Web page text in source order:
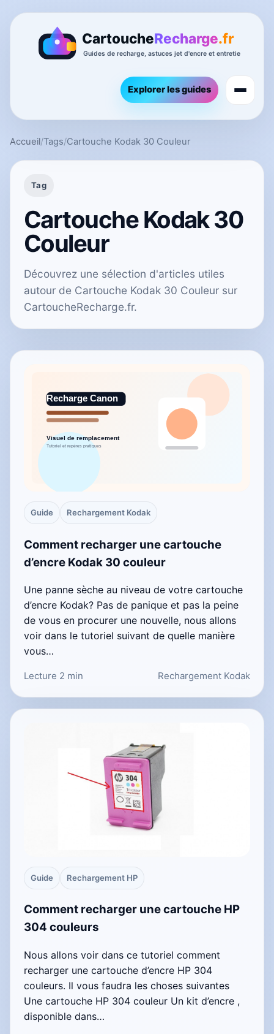
Explorer les guides
Accueil/Tags/Cartouche Kodak 30 Couleur
Tag
Cartouche Kodak 30
Couleur
Découvrez une sélection d'articles utiles
autour de Cartouche Kodak 30 Couleur sur
CartoucheRecharge.fr.
Guide Rechargement Kodak
Comment recharger une cartouche
d’encre Kodak 30 couleur
Une panne sèche au niveau de votre cartouche
d’encre Kodak? Pas de panique et pas la peine
de vous en procurer une nouvelle, nous allons
voir dans le tutoriel suivant de quelle manière
vous…
Lecture 2 min Rechargement Kodak
Guide Rechargement HP
Comment recharger une cartouche HP
304 couleurs
Nous allons voir dans ce tutoriel comment
recharger une cartouche d’encre HP 304
couleurs. Il vous faudra les choses suivantes
Une cartouche HP 304 couleur Un kit d’encre ,
disponible dans…